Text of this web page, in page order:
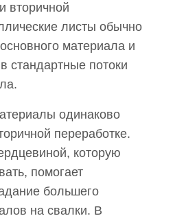
вторичной
листы обычно
материала и
стандартные потоки
одинаково
переработке.
которую
помогает
большего
на свалки. В